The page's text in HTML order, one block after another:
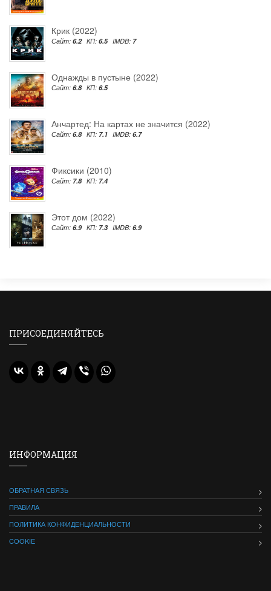
Крик (2022)
Сайт: 6.2 КП: 6.5 IMDB: 7
Однажды в пустыне (2022)
Сайт: 6.8 КП: 6.5
Анчартед: На картах не значится (2022)
Сайт: 6.8 КП: 7.1 IMDB: 6.7
Фиксики (2010)
Сайт: 7.8 КП: 7.4
Этот дом (2022)
Сайт: 6.9 КП: 7.3 IMDB: 6.9
ПРИСОЕДИНЯЙТЕСЬ
ИНФОРМАЦИЯ
ОБРАТНАЯ СВЯЗЬ
ПРАВИЛА
ПОЛИТИКА КОНФИДЕНЦИАЛЬНОСТИ
COOKIE